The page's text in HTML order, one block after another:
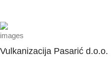
Vulkanizacija Pasarić d.o.o.